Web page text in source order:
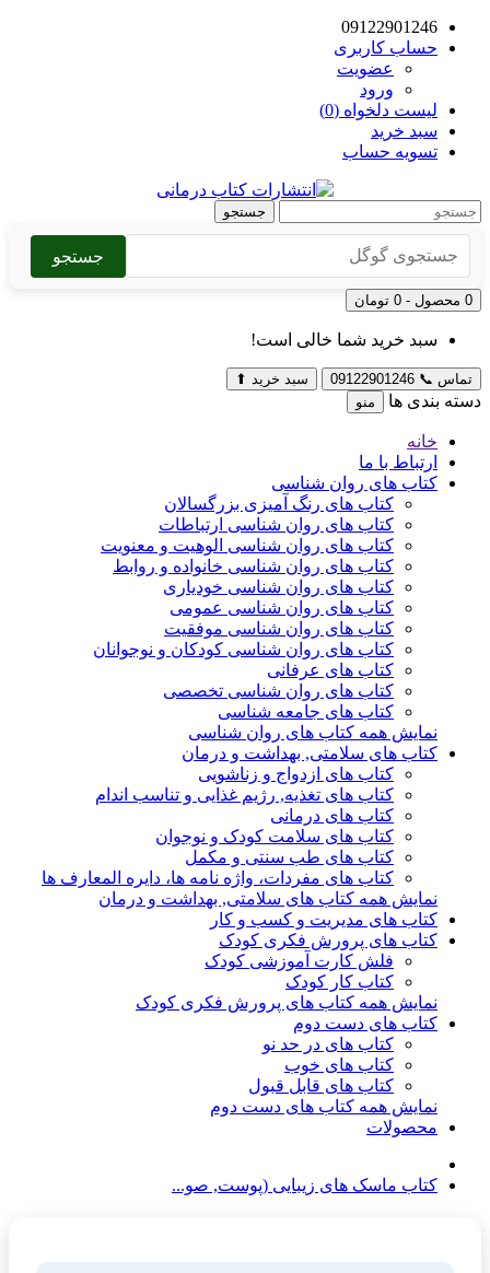
09122901246
حساب کاربری
عضویت
ورود
لیست دلخواه (0)
سبد خرید
تسویه حساب
جستجو
جستجو
0 محصول - 0 تومان
سبد خرید شما خالی است!
تماس 📞
09122901246 سبد خرید ⬆
دسته بندی ها منو
خانه
ارتباط با ما
کتاب های روان شناسی
کتاب های رنگ آمیزی بزرگسالان
کتاب های روان شناسی ارتباطات
کتاب های روان شناسی الوهیت و معنویت
کتاب های روان شناسی خانواده و روابط
کتاب های روان شناسی خودیاری
کتاب های روان شناسی عمومی
کتاب های روان شناسی موفقیت
کتاب های روان شناسی کودکان و نوجوانان
کتاب های عرفانی
کتاب های روان شناسی تخصصی
کتاب های جامعه شناسی
نمایش همه کتاب های روان شناسی
کتاب های سلامتی, بهداشت و درمان
کتاب های ازدواج و زناشویی
کتاب های تغذیه, رژیم غذایی و تناسب اندام
کتاب های درمانی
کتاب های سلامت کودک و نوجوان
کتاب های طب سنتی و مکمل
کتاب های مفردات، واژه نامه ها، دایره المعارف ها
نمایش همه کتاب های سلامتی, بهداشت و درمان
کتاب های مدیریت و کسب و کار
کتاب های پرورش فکری کودک
فلش کارت آموزشی کودک
کتاب کار کودک
نمایش همه کتاب های پرورش فکری کودک
کتاب های دست دوم
کتاب های در حد نو
کتاب های خوب
کتاب های قابل قبول
نمایش همه کتاب های دست دوم
محصولات
کتاب ماسک های زیبایی (پوست, صو...